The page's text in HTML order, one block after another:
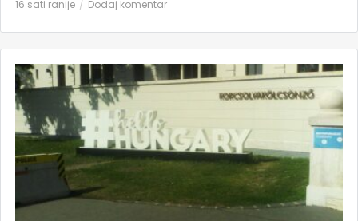
16 sati ranije Dodaj komentar